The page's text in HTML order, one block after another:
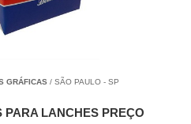
GRÁFICAS/ SÃO PAULO - SP
PARA LANCHES PREÇO